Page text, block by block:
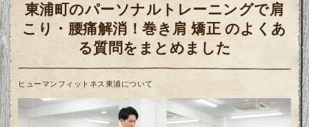
東浦町のパーソナルトレーニングで肩
こり・腰痛解消！巻き肩 矯正 のよくあ
る質問をまとめました
ヒューマンフィットネス東浦について